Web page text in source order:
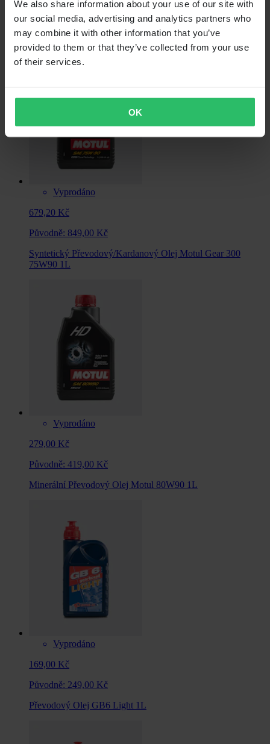
We also share information about your use of our site with
our social media, advertising and analytics partners who
may combine it with other information that you’ve
provided to them or that they’ve collected from your use
of their services.
OK
299,00 Kč
Minerální Spojkový Olej Castrol ATF Hydraulic pro
Vyprodáno
679,20 Kč
Původně: 849,00 Kč
Syntetický Převodový/Kardanový Olej Motul Gear 300
75W90 1L
Vyprodáno
279,00 Kč
Původně: 419,00 Kč
Minerální Převodový Olej Motul 80W90 1L
Vyprodáno
169,00 Kč
Původně: 249,00 Kč
Převodový Olej GB6 Light 1L